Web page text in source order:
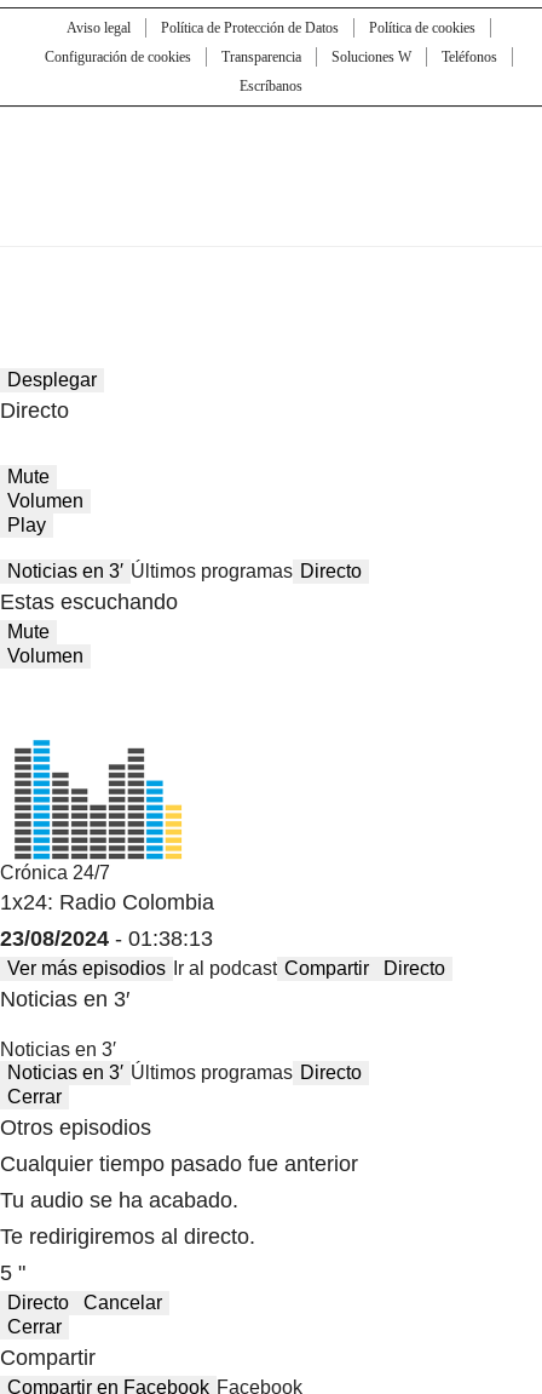
Aviso legal Política de Protección de Datos
Política de cookies
Configuración de cookies
Transparencia Soluciones W
Teléfonos
Escríbanos
Desplegar
Directo
Mute
Volumen
Play
Noticias en 3′ Últimos programas Directo
Estas escuchando
Mute
Volumen
Crónica 24/7
1x24: Radio Colombia
23/08/2024 - 01:38:13
Ver más episodios Ir al podcast Compartir Directo
Noticias en 3′
Noticias en 3′
Noticias en 3′ Últimos programas Directo
Cerrar
Otros episodios
Cualquier tiempo pasado fue anterior
Tu audio se ha acabado.
Te redirigiremos al directo.
5 "
Directo
Cancelar
Cerrar
Compartir
Compartir en Facebook Facebook